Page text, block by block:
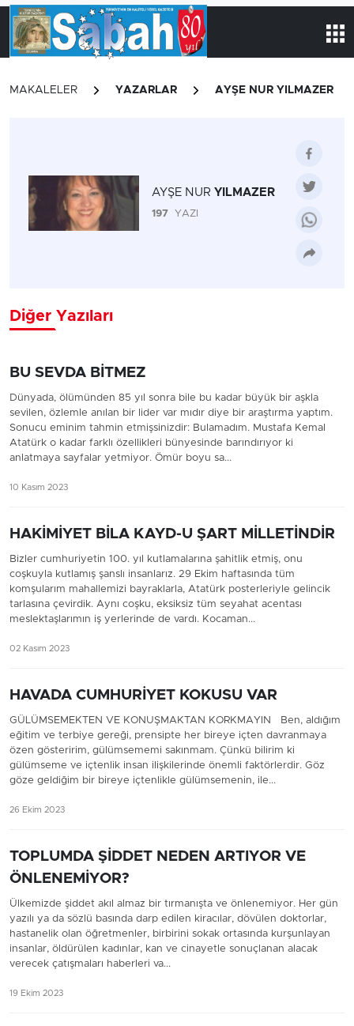
MAKALELER YAZARLAR AYŞE NUR YILMAZER
AYŞE NUR YILMAZER
197 YAZI
Diğer Yazıları
BU SEVDA BİTMEZ
Dünyada, ölümünden 85 yıl sonra bile bu kadar büyük bir aşkla
sevilen, özlemle anılan bir lider var mıdır diye bir araştırma yaptım.
Sonucu eminim tahmin etmişsinizdir: Bulamadım. Mustafa Kemal
Atatürk o kadar farklı özellikleri bünyesinde barındırıyor ki
anlatmaya sayfalar yetmiyor. Ömür boyu sa...
10 Kasım 2023
HAKİMİYET BİLA KAYD-U ŞART MİLLETİNDİR
Bizler cumhuriyetin 100. yıl kutlamalarına şahitlik etmiş, onu
coşkuyla kutlamış şanslı insanlarız. 29 Ekim haftasında tüm
komşularım mahallemizi bayraklarla, Atatürk posterleriyle gelincik
tarlasına çevirdik. Aynı coşku, eksiksiz tüm seyahat acentası
meslektaşlarımın iş yerlerinde de vardı. Kocaman...
02 Kasım 2023
HAVADA CUMHURİYET KOKUSU VAR
GÜLÜMSEMEKTEN VE KONUŞMAKTAN KORKMAYIN Ben, aldığım
eğitim ve terbiye gereği, prensipte her bireye içten davranmaya
özen gösteririm, gülümsememi sakınmam. Çünkü bilirim ki
gülümseme ve içtenlik insan ilişkilerinde önemli faktörlerdir. Göz
göze geldiğim bir bireye içtenlikle gülümsemenin, ile...
26 Ekim 2023
TOPLUMDA ŞİDDET NEDEN ARTIYOR VE
ÖNLENEMİYOR?
Ülkemizde şiddet akıl almaz bir tırmanışta ve önlenemiyor. Her gün
yazılı ya da sözlü basında darp edilen kiracılar, dövülen doktorlar,
hastanelik olan öğretmenler, birbirini sokak ortasında kurşunlayan
insanlar, öldürülen kadınlar, kan ve cinayetle sonuçlanan alacak
verecek çatışmaları haberleri va...
19 Ekim 2023